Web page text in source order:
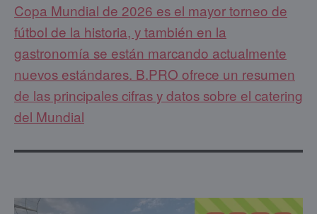
Copa Mundial de 2026 es el mayor torneo de
fútbol de la historia, y también en la
gastronomía se están marcando actualmente
nuevos estándares. B.PRO ofrece un resumen
de las principales cifras y datos sobre el catering
del Mundial